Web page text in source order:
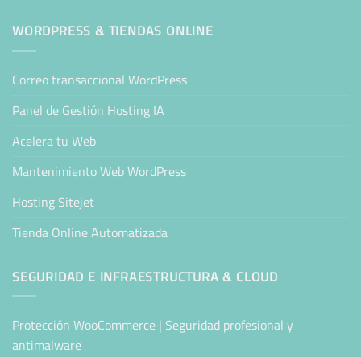
WORDPRESS & TIENDAS ONLINE
Correo transaccional WordPress
Panel de Gestión Hosting IA
Acelera tu Web
Mantenimiento Web WordPress
Hosting Sitejet
Tienda Online Automatizada
SEGURIDAD E INFRAESTRUCTURA & CLOUD
Protección WooCommerce | Seguridad profesional y
antimalware